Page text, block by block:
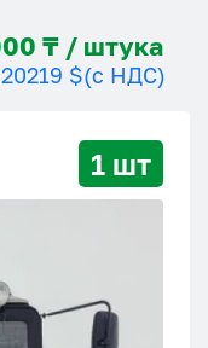
9 500 000 ₸ / штука
20219 $(с НДС)
1 шт